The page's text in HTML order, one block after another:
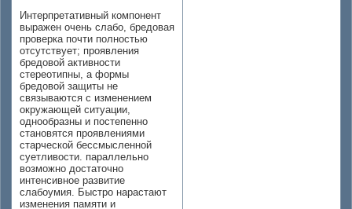
Интерпретативный компонент
выражен очень слабо, бредовая
проверка почти полностью
отсутствует; проявления
бредовой активности
стереотипны, а формы
бредовой защиты не
связываются с изменением
окружающей ситуации,
однообразны и постепенно
становятся проявлениями
старческой бессмысленной
суетливости. параллельно
возможно достаточно
интенсивное развитие
слабоумия. Быстро нарастают
изменения памяти и